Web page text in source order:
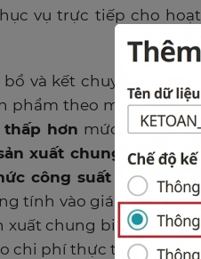
vụ trực tiếp cho
bổ và kết chuyển chi
phẩm theo mức công
thấp hơn mức công
xuất chung cố định
công suất bình
tính vào giá thành
xuất chung biến đổi
chi phí thực tế phát